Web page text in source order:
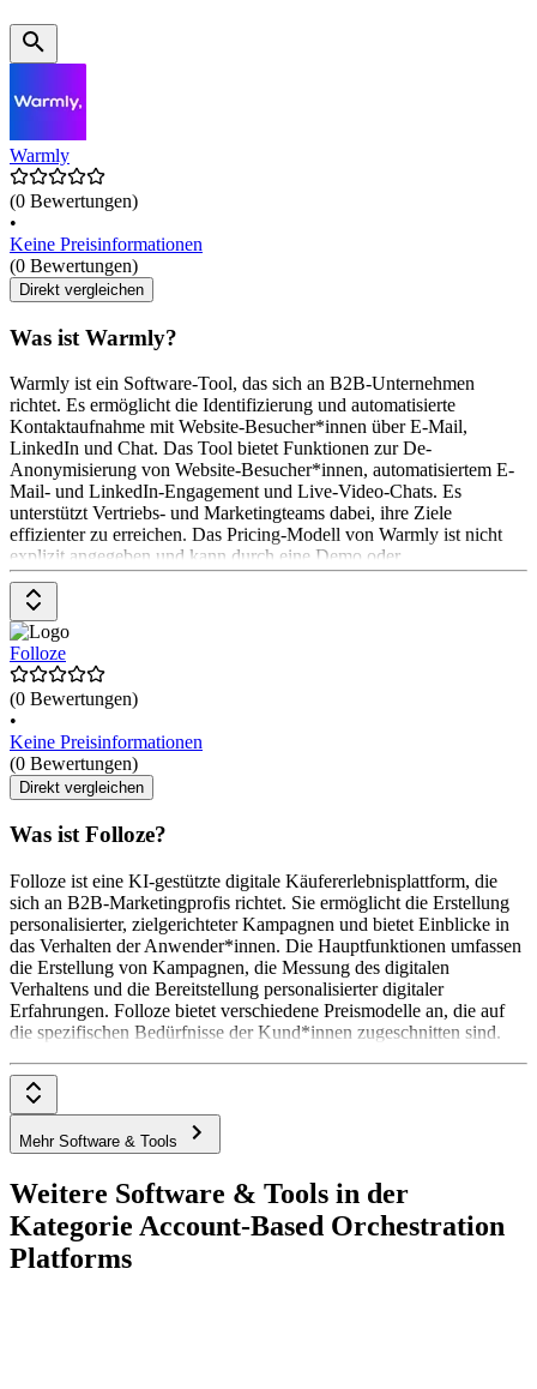
Warmly
(0 Bewertungen)
•
Keine Preisinformationen
(0 Bewertungen)
Direkt vergleichen
Was ist Warmly?
Warmly ist ein Software-Tool, das sich an B2B-Unternehmen
richtet. Es ermöglicht die Identifizierung und automatisierte
Kontaktaufnahme mit Website-Besucher*innen über E-Mail,
LinkedIn und Chat. Das Tool bietet Funktionen zur De-
Anonymisierung von Website-Besucher*innen, automatisiertem E-
Mail- und LinkedIn-Engagement und Live-Video-Chats. Es
unterstützt Vertriebs- und Marketingteams dabei, ihre Ziele
effizienter zu erreichen. Das Pricing-Modell von Warmly ist nicht
explizit angegeben und kann durch eine Demo oder
Kontaktaufnahme erfragt werden.
Folloze
(0 Bewertungen)
•
Keine Preisinformationen
(0 Bewertungen)
Direkt vergleichen
Was ist Folloze?
Folloze ist eine KI-gestützte digitale Käufererlebnisplattform, die
sich an B2B-Marketingprofis richtet. Sie ermöglicht die Erstellung
personalisierter, zielgerichteter Kampagnen und bietet Einblicke in
das Verhalten der Anwender*innen. Die Hauptfunktionen umfassen
die Erstellung von Kampagnen, die Messung des digitalen
Verhaltens und die Bereitstellung personalisierter digitaler
Erfahrungen. Folloze bietet verschiedene Preismodelle an, die auf
die spezifischen Bedürfnisse der Kund*innen zugeschnitten sind.
Mehr Software & Tools
Weitere Software & Tools in der
Kategorie Account-Based Orchestration
Platforms